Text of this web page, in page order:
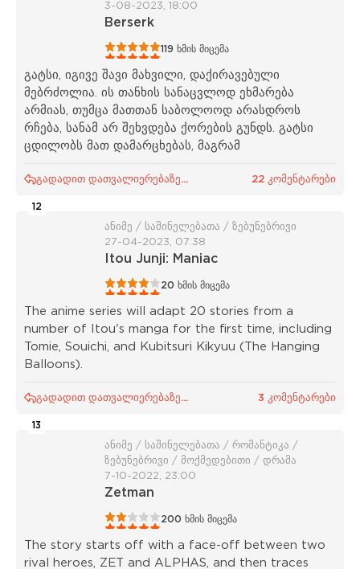
3-08-2023, 18:00
Berserk
119 ხმის მიცემა
გატსი, იგივე შავი მახვილი, დაქირავებული
მებრძოლია. ის თანხის სანაცვლოდ ეხმარება
არმიას, თუმცა მათთან საბოლოოდ არასდროს
რჩება, სანამ არ შეხვდება ქორების გუნდს. გატსი
ცდილობს მათ დამარცხებას, მაგრამ
გადადით დათვალიერებაზე... 22 კომენტარები
12
ანიმე / საშინელებათა / ზებუნებრივი
27-04-2023, 07:38
Itou Junji: Maniac
20 ხმის მიცემა
The anime series will adapt 20 stories from a
number of Itou's manga for the first time, including
Tomie, Souichi, and Kubitsuri Kikyuu (The Hanging
Balloons).
გადადით დათვალიერებაზე... 3 კომენტარები
13
ანიმე / საშინელებათა / რომანტიკა /
ზებუნებრივი / მოქმედებითი / დრამა
7-10-2022, 23:00
Zetman
200 ხმის მიცემა
The story starts off with a face-off between two
rival heroes, ZET and ALPHAS, and then traces